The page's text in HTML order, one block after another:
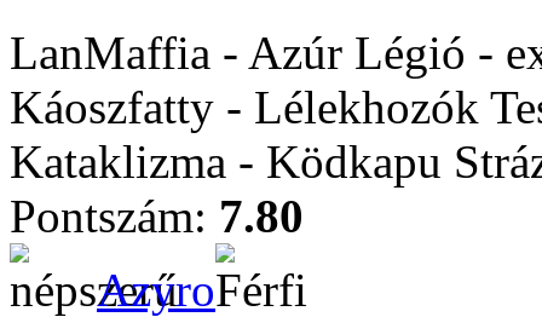
LanMaffia - Azúr Légió -
Káoszfatty - Lélekhozók
Kataklizma - Ködkapu
Pontszám: 7.80
Azyro